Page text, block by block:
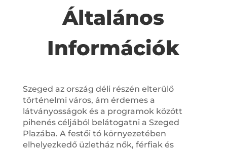
Általános
Információk
Szeged az ország déli részén elterülő
történelmi város, ám érdemes a
látványosságok és a programok között
pihenés céljából belátogatni a Szeged
Plazába. A festői tó környezetében
elhelyezkedő üzletház nők, férfiak és